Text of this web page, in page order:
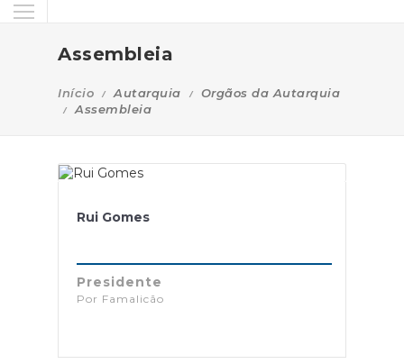
Assembleia
Início Autarquia
Orgãos da Autarquia
Assembleia
Rui Gomes
Presidente
Por Famalicão